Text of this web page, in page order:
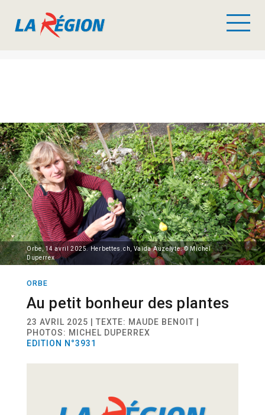
Orbe, 14 avril 2025. Herbettes.ch, Vaida Auzelyte. © Michel
Duperrex
ORBE
Au petit bonheur des plantes
23 AVRIL 2025 | TEXTE: MAUDE BENOIT |
PHOTOS: MICHEL DUPERREX
EDITION N°3931